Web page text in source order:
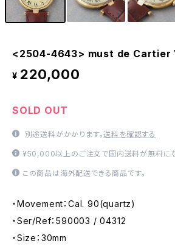
<2504-4643> must de Cartier
¥ 220,000
SOLD OUT
別途送料がかかります。送料を確認する
¥50,000以上のご注文で国内送料が無料にな
この商品は海外配送できる商品です。
・Movement：Cal. 90(quartz)
・Ser/Ref：590003 / 04312
・Size：30mm